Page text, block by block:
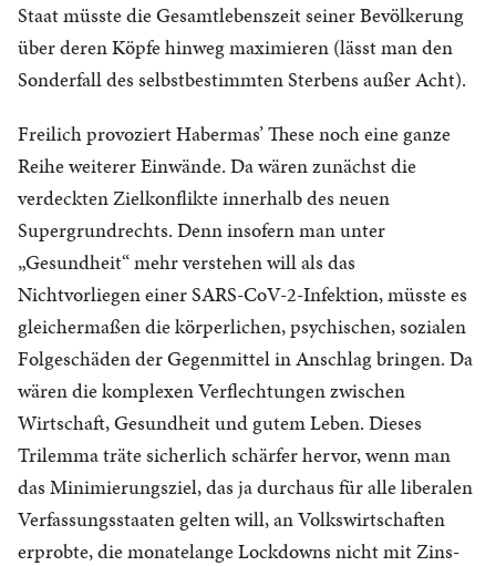
Staat müsste die Gesamtlebenszeit seiner Bevölkerung
über deren Köpfe hinweg maximieren (lässt man den
Sonderfall des selbstbestimmten Sterbens außer Acht).
Freilich provoziert Habermas’ These noch eine ganze
Reihe weiterer Einwände. Da wären zunächst die
verdeckten Zielkonflikte innerhalb des neuen
Supergrundrechts. Denn insofern man unter
„Gesundheit“ mehr verstehen will als das
Nichtvorliegen einer SARS-CoV-2-Infektion, müsste es
gleichermaßen die körperlichen, psychischen, sozialen
Folgeschäden der Gegenmittel in Anschlag bringen. Da
wären die komplexen Verflechtungen zwischen
Wirtschaft, Gesundheit und gutem Leben. Dieses
Trilemma träte sicherlich schärfer hervor, wenn man
das Minimierungsziel, das ja durchaus für alle liberalen
Verfassungsstaaten gelten will, an Volkswirtschaften
erprobte, die monatelange Lockdowns nicht mit Zins-